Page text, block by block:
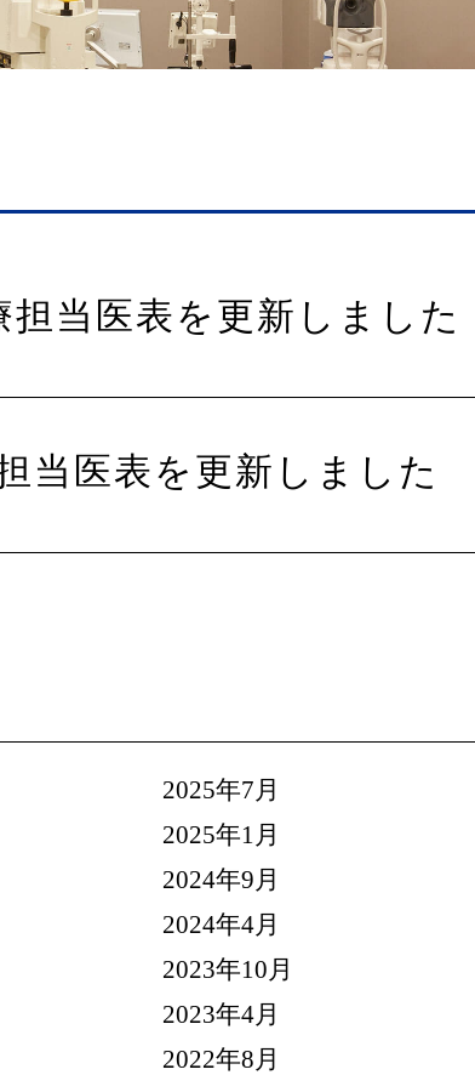
担当医表を更新しました
当医表を更新しました
2025年7月
2025年1月
2024年9月
2024年4月
2023年10月
2023年4月
2022年8月